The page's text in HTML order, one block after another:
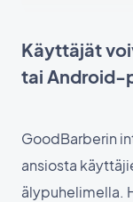
Käyttäjät
tai Android-
GoodBarberin
ansiosta
älypuhelimella.